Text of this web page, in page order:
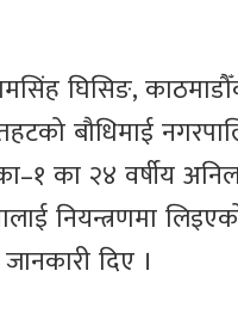
घिसिङ,
बौधिमाई
का २४ वर्षीय
नियन्त्रणमा
दिए ।